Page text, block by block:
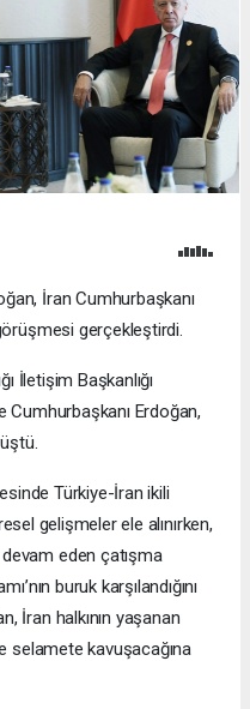
İran Cumhurbaşkanı
gerçekleştirdi.
İletişim Başkanlığı
Cumhurbaşkanı Erdoğan,
Türkiye-İran ikili
gelişmeler ele alınırken,
eden çatışma
buruk karşılandığını
İran halkının yaşanan
selamete kavuşacağına